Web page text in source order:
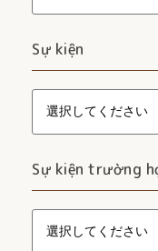
Sự kiện
Sự kiện trường